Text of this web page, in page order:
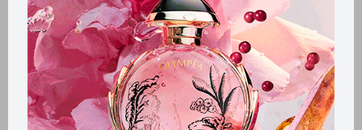
Retiros gratuitos en tiendas
CARACTERÍSTICAS
Zona de aplicación Cuerpo